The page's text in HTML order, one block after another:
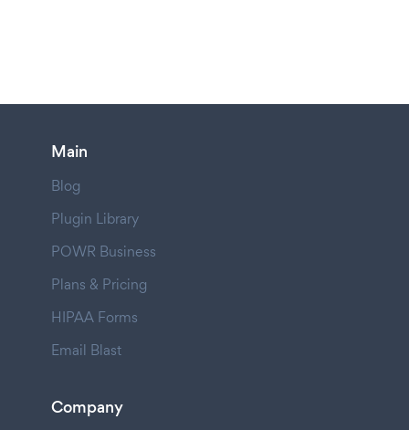
Main
Blog
Plugin Library
POWR Business
Plans & Pricing
HIPAA Forms
Email Blast
Company